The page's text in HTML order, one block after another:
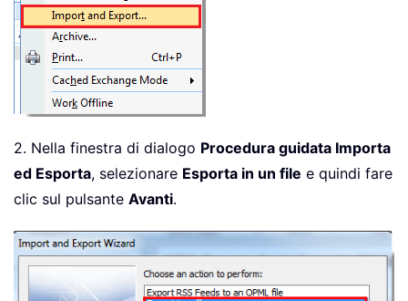
2. Nella finestra di dialogo Procedura guidata Importa
ed Esporta, selezionare Esporta in un file e quindi fare
clic sul pulsante Avanti.